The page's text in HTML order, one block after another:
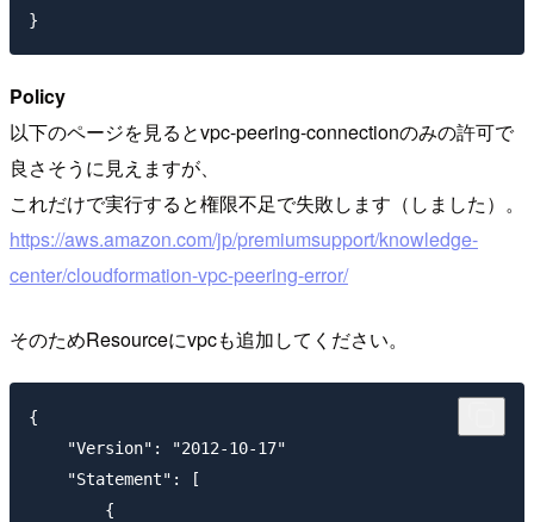
Policy
以下のページを見るとvpc-peering-connectionのみの許可で
良さそうに見えますが、
これだけで実行すると権限不足で失敗します（しました）。
https://aws.amazon.com/jp/premiumsupport/knowledge-
center/cloudformation-vpc-peering-error/
そのためResourceにvpcも追加してください。
{
    "Version": "2012-10-17"
    "Statement": [
        {